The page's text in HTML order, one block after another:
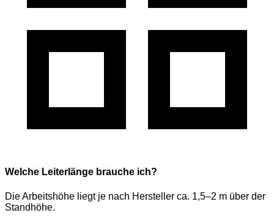
Welche Leiterlänge brauche ich?
Die Arbeitshöhe liegt je nach Hersteller ca. 1,5–2 m über der
Standhöhe.